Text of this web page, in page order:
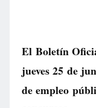
El Boletín
jueves 25 de
de empleo